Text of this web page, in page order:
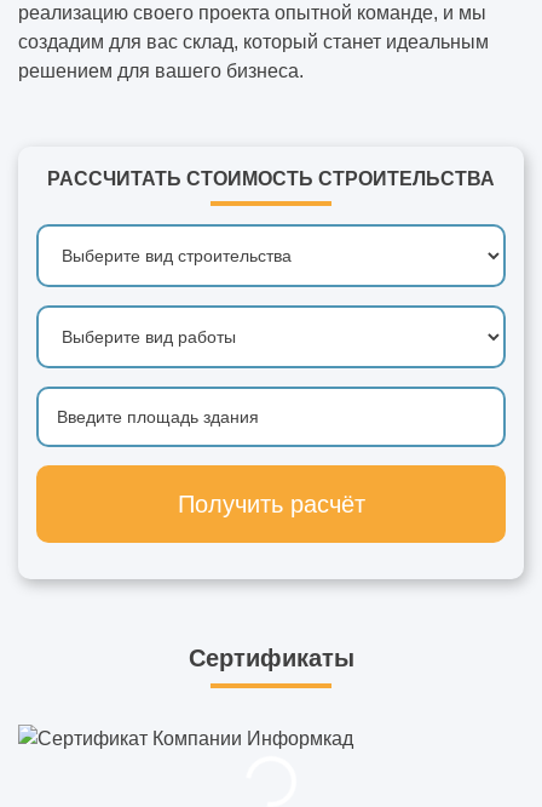
реализацию своего проекта опытной команде, и мы
создадим для вас склад, который станет идеальным
решением для вашего бизнеса.
РАССЧИТАТЬ СТОИМОСТЬ СТРОИТЕЛЬСТВА
Получить расчёт
Сертификаты